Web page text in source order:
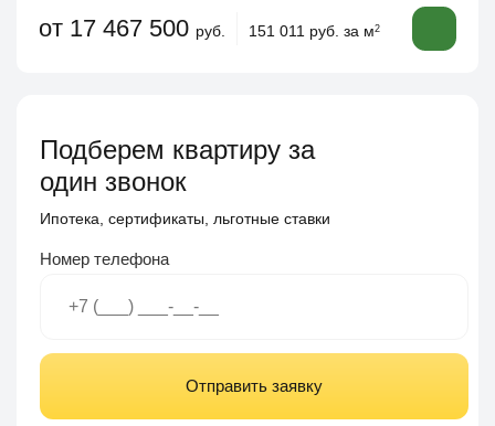
от 17 467 500 руб. 151 011 руб. за м2
Подберем квартиру за
один звонок
Ипотека, сертификаты, льготные ставки
Номер телефона
Отправить заявку